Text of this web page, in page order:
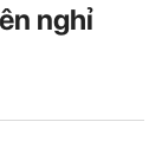
nghỉ